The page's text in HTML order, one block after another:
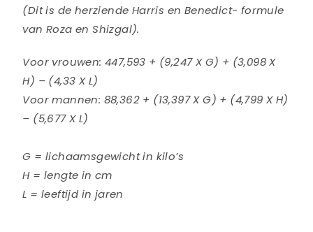
(Dit is de herziende Harris en Benedict- formule
van Roza en Shizgal).
Voor vrouwen: 447,593 + (9,247 X G) + (3,098 X
H) – (4,33 X L)
Voor mannen: 88,362 + (13,397 X G) + (4,799 X H)
– (5,677 X L)
G = lichaamsgewicht in kilo’s
H = lengte in cm
L = leeftijd in jaren